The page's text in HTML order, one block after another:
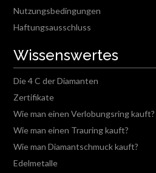
Nutzungsbedingungen
Haftungsausschluss
Wissenswertes
Die 4 C der Diamanten
Zertifikate
Wie man einen Verlobungsring kauft?
Wie man einen Trauring kauft?
Wie man Diamantschmuck kauft?
Edelmetalle